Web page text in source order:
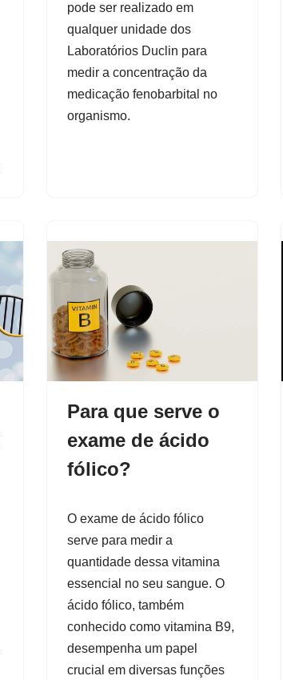
pode ser realizado em
qualquer unidade dos
Laboratórios Duclin para
medir a concentração da
medicação fenobarbital no
organismo.
Para que serve o
exame de ácido
fólico?
O exame de ácido fólico
serve para medir a
quantidade dessa vitamina
essencial no seu sangue. O
ácido fólico, também
conhecido como vitamina B9,
desempenha um papel
crucial em diversas funções